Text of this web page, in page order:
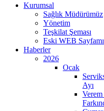
Kurumsal
Sağlık Müdürümüz
Yönetim
Teşkilat Şeması
Eski WEB
Haberler
2026
Ocak
Ayı